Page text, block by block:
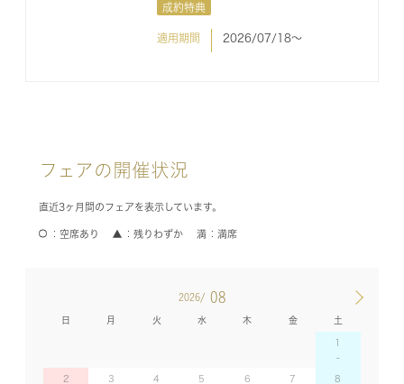
成約特典
適用期間 2026/07/18〜
フェアの開催状況
直近3ヶ月間のフェアを表示しています。
空席あり 残りわずか 満席
2026/ 08
日 月 火 水 木 金 土
1
2 3 4 5 6 7 8